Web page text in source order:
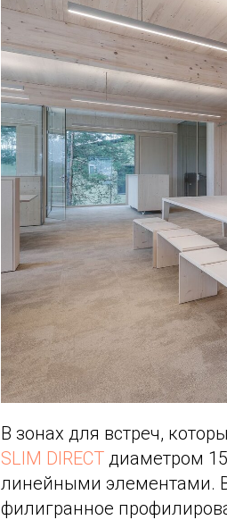
В зонах для встреч,
SLIM DIRECT диаметром
линейными элементами.
филигранное